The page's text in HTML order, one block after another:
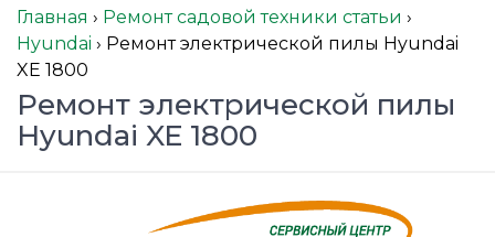
Главная › Ремонт садовой техники статьи ›
Hyundai › Ремонт электрической пилы Hyundai
XE 1800
Ремонт электрической пилы
Hyundai XE 1800